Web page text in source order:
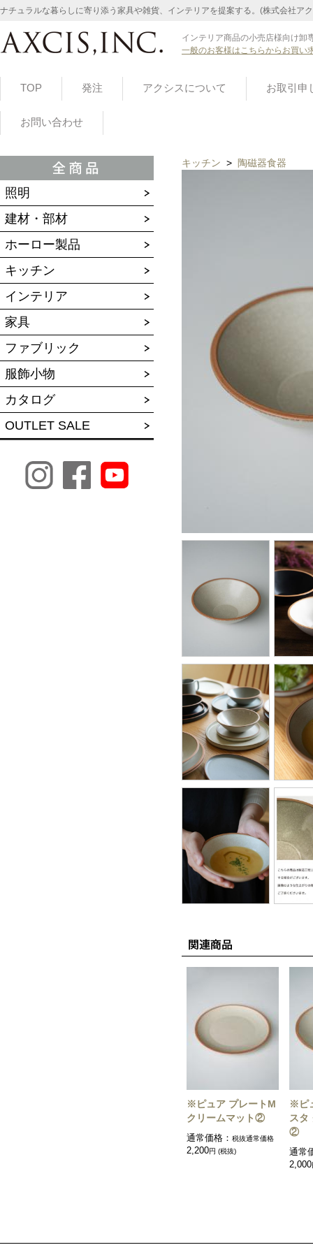
ナチュラルな暮らしに寄り添う家具や雑貨、インテリアを提案する。(株式会社ア
インテリア商品の小売店様向け卸
一般のお客様はこちらからお買い
TOP 発注 アクシスについて お取引申
お問い合わせ
照明
建材・部材
ホーロー製品
キッチン
インテリア
家具
ファブリック
服飾小物
カタログ
OUTLET SALE
キッチン > 陶磁器食器
※ピュア プレートM
クリームマット②
通常価格： 税抜通常価格
2,200円 (税抜)
※ピ
スタ
②
通常
2,000